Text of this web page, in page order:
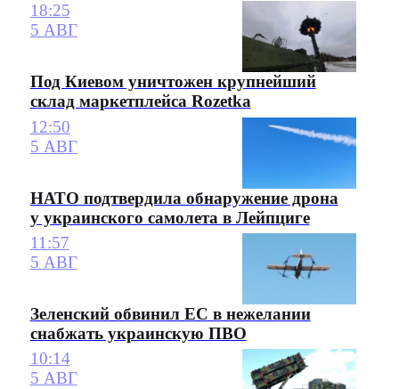
18:25
5 АВГ
Под Киевом уничтожен крупнейший
склад маркетплейса Rozetka
12:50
5 АВГ
НАТО подтвердила обнаружение дрона
у украинского самолета в Лейпциге
11:57
5 АВГ
Зеленский обвинил ЕС в нежелании
снабжать украинскую ПВО
10:14
5 АВГ